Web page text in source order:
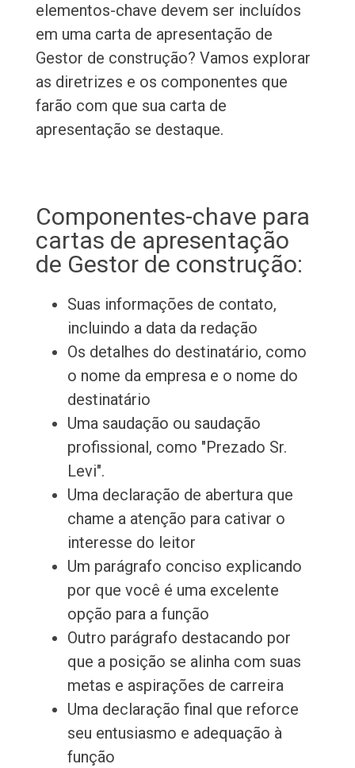
elementos-chave devem ser incluídos
em uma carta de apresentação de
Gestor de construção? Vamos explorar
as diretrizes e os componentes que
farão com que sua carta de
apresentação se destaque.
Componentes-chave para
cartas de apresentação
de Gestor de construção:
Suas informações de contato,
incluindo a data da redação
Os detalhes do destinatário, como
o nome da empresa e o nome do
destinatário
Uma saudação ou saudação
profissional, como "Prezado Sr.
Levi".
Uma declaração de abertura que
chame a atenção para cativar o
interesse do leitor
Um parágrafo conciso explicando
por que você é uma excelente
opção para a função
Outro parágrafo destacando por
que a posição se alinha com suas
metas e aspirações de carreira
Uma declaração final que reforce
seu entusiasmo e adequação à
função